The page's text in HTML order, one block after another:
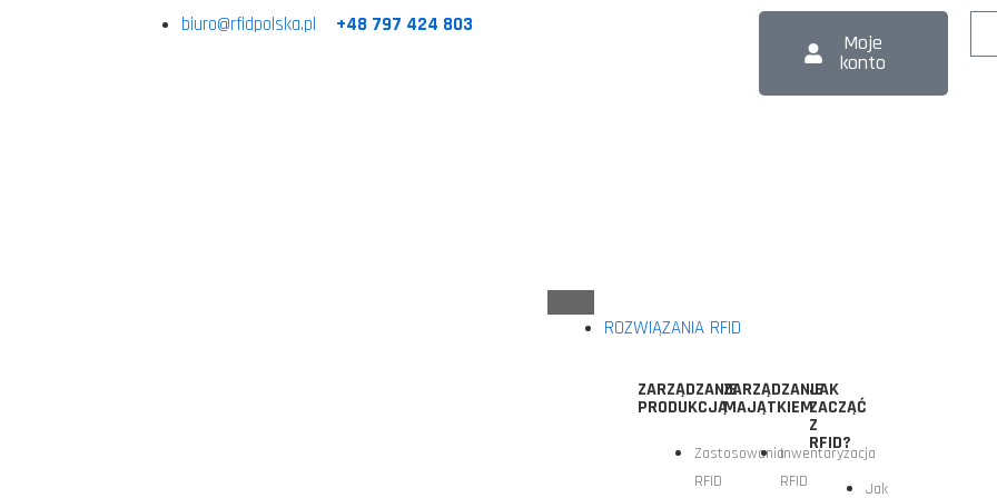
biuro@rfidpolska.pl +48 797 424 803
Moje
konto
ROZWIĄZANIA RFID
ZARZĄDZANIE
PRODUKCJĄ
Zastosowania
RFID
ZARZĄDZANIE
MAJĄTKIEM
Inwentaryzacja
RFID
JAK
ZACZĄĆ
Z
RFID?
Jak